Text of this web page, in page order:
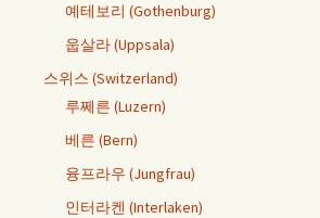
예테보리 (Gothenburg)
웁살라 (Uppsala)
스위스 (Switzerland)
루쩨른 (Luzern)
베른 (Bern)
융프라우 (Jungfrau)
인터라켄 (Interlaken)